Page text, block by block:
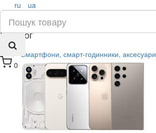
0
ru ua
Каталог
Смартфони, смарт-годинники, аксесуари